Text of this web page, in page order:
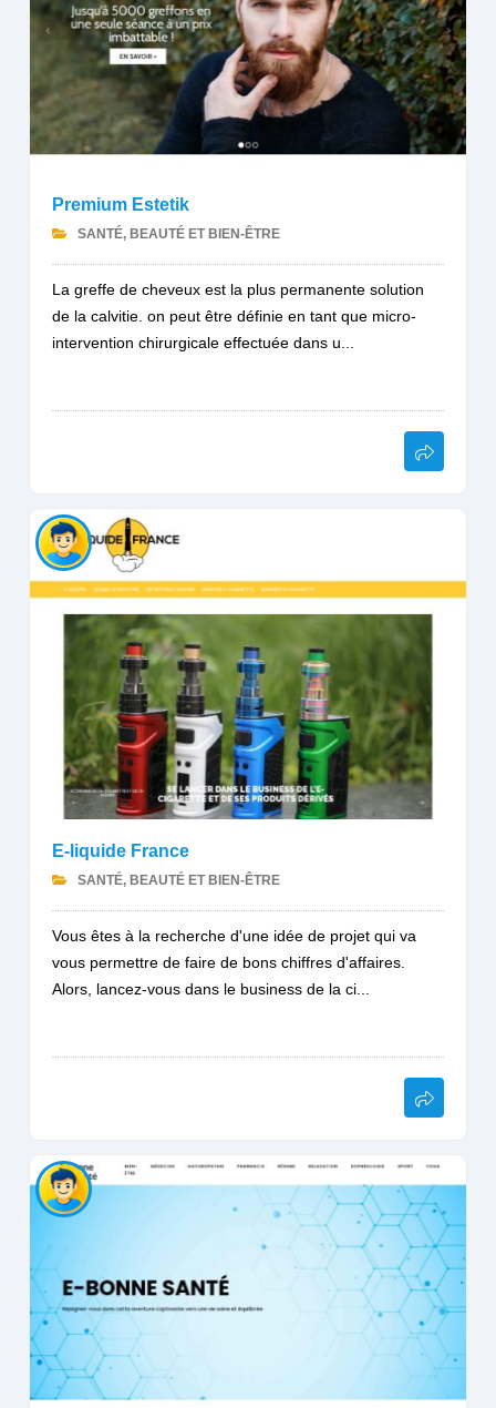
Premium Estetik
SANTÉ, BEAUTÉ ET BIEN-ÊTRE
La greffe de cheveux est la plus permanente solution
de la calvitie. on peut être définie en tant que micro-
intervention chirurgicale effectuée dans u...
E-liquide France
SANTÉ, BEAUTÉ ET BIEN-ÊTRE
Vous êtes à la recherche d'une idée de projet qui va
vous permettre de faire de bons chiffres d'affaires.
Alors, lancez-vous dans le business de la ci...